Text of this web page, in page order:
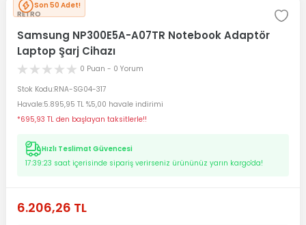
Son 50 Adet!
RETRO
Samsung NP300E5A-A07TR Notebook Adaptör
Laptop Şarj Cihazı
0 Puan - 0 Yorum
Stok Kodu RNA-SG04-317
Havale 5.895,95 TL %5,00 havale indirimi
*695,93 TL den başlayan taksitlerle!!
Hızlı Teslimat Güvencesi
17:39:23 saat içerisinde sipariş verirseniz ürününüz yarın kargo'da!
6.206,26 TL